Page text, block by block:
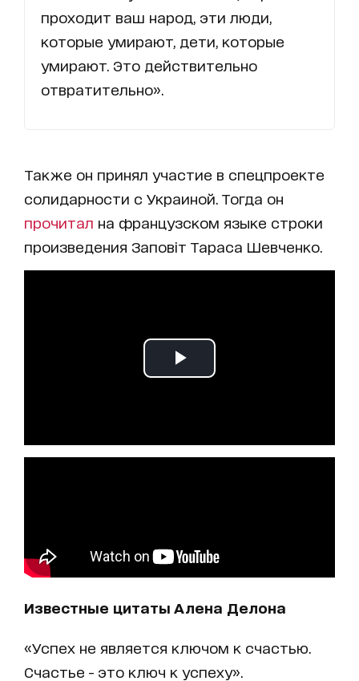
проходит ваш народ, эти люди,
которые умирают, дети, которые
умирают. Это действительно
отвратительно».
Также он принял участие в спецпроекте
солидарности с Украиной. Тогда он
прочитал на французском языке строки
произведения Заповіт Тараса Шевченко.
Известные цитаты Алена Делона
«Успех не является ключом к счастью.
Счастье - это ключ к успеху».